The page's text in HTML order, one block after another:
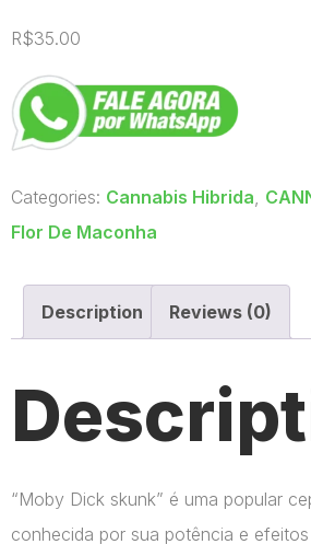
R$35.00
Categories: Cannabis Hibrida,
Flor De Maconha
Description Reviews (0)
“Moby Dick skunk” é uma popular
conhecida por sua potência e